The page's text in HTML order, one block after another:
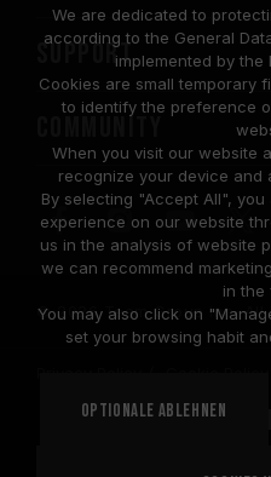
SUPPORT
COMMUNITY
© 2026 Team Group Inc. All
We are dedicated to
according to the General
implemented by the
Cookies are small temporary
to identify the preference
When you visit our website
recognize your device and
By selecting "Accept All",
experience on our website
us in the analysis of website
we can recommend
in the
You may also click on
set your browsing habit
Optionale ablehnen